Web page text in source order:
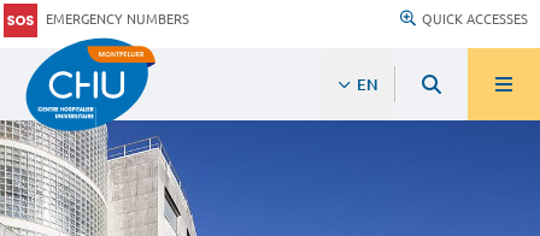
EMERGENCY NUMBERS QUICK ACCESSES
EN